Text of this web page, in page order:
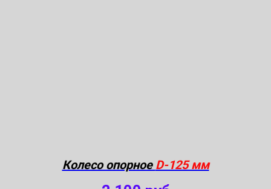
Колесо опорное D-125 мм